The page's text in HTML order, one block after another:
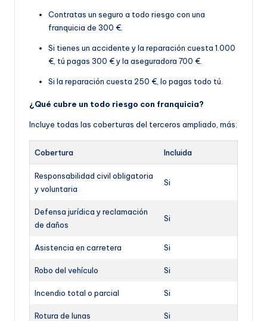
Contratas un seguro a todo riesgo con una
franquicia de 300 €.
Si tienes un accidente y la reparación cuesta 1.000
€, tú pagas 300 € y la aseguradora 700 €.
Si la reparación cuesta 250 €, lo pagas todo tú.
¿Qué cubre un todo riesgo con franquicia?
Incluye todas las coberturas del terceros ampliado, más:
Cobertura Incluida
Responsabilidad civil obligatoria
y voluntaria
Si
Defensa jurídica y reclamación
de daños
Si
Asistencia en carretera Si
Robo del vehículo Si
Incendio total o parcial Si
Rotura de lunas Si